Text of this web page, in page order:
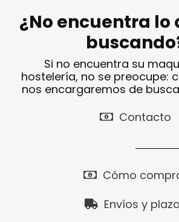
¿No encuentra lo
Si no encuentra su
hostelería, no se preocupe:
nos encargaremos de
Contacto
Cómo
Envíos y